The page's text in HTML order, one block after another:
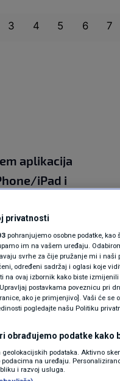
aplikacija
iPad i
CITATI TKO JE TO REKAO
privatnosti
pohranjujemo osobne podatke,
im na vašem uređaju.
svrhe za čije pružanje mi i naši
određeni sadržaj i oglasi koje
na ovaj izbornik kako biste
postavkama poveznicu pri
ako je primjenjivo]. Vaši će se
pogledajte našu Politiku
obrađujemo podatke kako
podataka. Aktivno
na uređaju.
i razvoj usluga.